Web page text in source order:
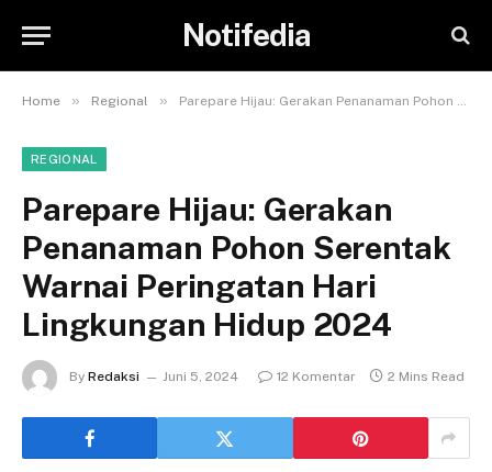
Notifedia
Home » Regional » Parepare Hijau: Gerakan Penanaman Pohon Serentak Warnai Peringatan Hari Lingkungan Hidup 2024
REGIONAL
Parepare Hijau: Gerakan
Penanaman Pohon Serentak
Warnai Peringatan Hari
Lingkungan Hidup 2024
By Redaksi Juni 5, 2024 12 Komentar 2 Mins Read